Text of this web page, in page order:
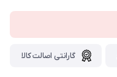
گارانتی اصالت کالا